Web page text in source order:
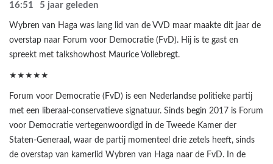
16:51 5 jaar geleden
Wybren van Haga was lang lid van de VVD maar maakte dit jaar de
overstap naar Forum voor Democratie (FvD). Hij is te gast en
spreekt met talkshowhost Maurice Vollebregt.
★★★★★
Forum voor Democratie (FvD) is een Nederlandse politieke partij
met een liberaal-conservatieve signatuur. Sinds begin 2017 is Forum
voor Democratie vertegenwoordigd in de Tweede Kamer der
Staten-Generaal, waar de partij momenteel drie zetels heeft, sinds
de overstap van kamerlid Wybren van Haga naar de FvD. In de